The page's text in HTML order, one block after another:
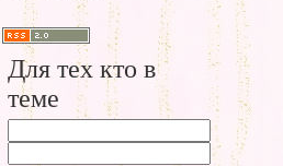
Для тех кто в
теме